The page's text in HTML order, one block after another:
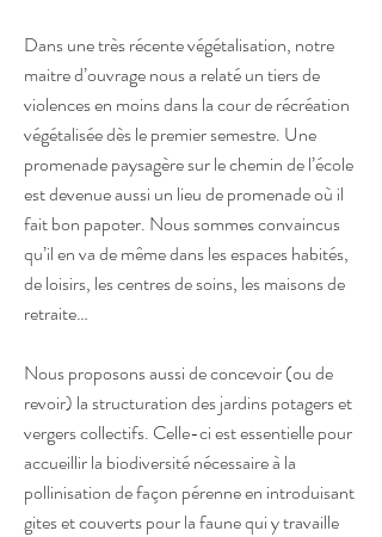
Dans une très récente végétalisation, notre
maitre d’ouvrage nous a relaté un tiers de
violences en moins dans la cour de récréation
végétalisée dès le premier semestre. Une
promenade paysagère sur le chemin de l’école
est devenue aussi un lieu de promenade où il
fait bon papoter. Nous sommes convaincus
qu’il en va de même dans les espaces habités,
de loisirs, les centres de soins, les maisons de
retraite…
Nous proposons aussi de concevoir (ou de
revoir) la structuration des jardins potagers et
vergers collectifs. Celle-ci est essentielle pour
accueillir la biodiversité nécessaire à la
pollinisation de façon pérenne en introduisant
gites et couverts pour la faune qui y travaille